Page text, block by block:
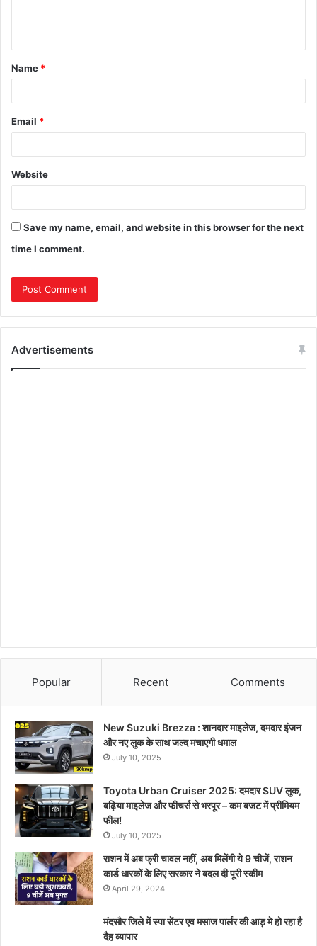
Name *
Email *
Website
Save my name, email, and website in this browser for the next
time I comment.
Advertisements
Popular Recent Comments
New Suzuki Brezza : शानदार माइलेज, दमदार इंजन
और नए लुक के साथ जल्द मचाएगी धमाल
July 10, 2025
Toyota Urban Cruiser 2025: दमदार SUV लुक,
बढ़िया माइलेज और फीचर्स से भरपूर – कम बजट में प्रीमियम
फील!
July 10, 2025
राशन में अब फ्री चावल नहीं, अब मिलेंगी ये 9 चीजें, राशन
कार्ड धारकों के लिए सरकार ने बदल दी पूरी स्कीम
April 29, 2024
मंदसौर जिले में स्पा सेंटर एव मसाज पार्लर की आड़ मे हो रहा है
दैह व्यापार